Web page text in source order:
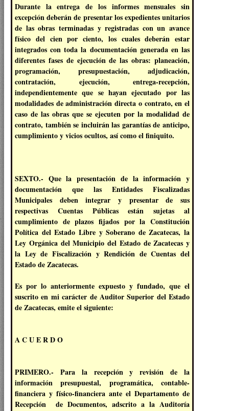
Durante la entrega de los informes mensuales sin
excepción deberán de presentar los expedientes unitarios
de las obras terminadas y registradas con un avance
físico del cien por ciento, los cuales deberán estar
integrados con toda la documentación generada en las
diferentes fases de ejecución de las obras: planeación,
programación, presupuestación, adjudicación,
contratación, ejecución, entrega-recepción,
independientemente que se hayan ejecutado por las
modalidades de administración directa o contrato, en el
caso de las obras que se ejecuten por la modalidad de
contrato, también se incluirán las garantías de anticipo,
cumplimiento y vicios ocultos, así como el finiquito.
SEXTO.- Que la presentación de la información y
documentación que las Entidades Fiscalizadas
Municipales deben integrar y presentar de sus
respectivas Cuentas Públicas están sujetas al
cumplimiento de plazos fijados por la Constitución
Política del Estado Libre y Soberano de Zacatecas, la
Ley Orgánica del Municipio del Estado de Zacatecas y
la Ley de Fiscalización y Rendición de Cuentas del
Estado de Zacatecas.
Es por lo anteriormente expuesto y fundado, que el
suscrito en mi carácter de Auditor Superior del Estado
de Zacatecas, emite el siguiente:
A C U E R D O
PRIMERO.- Para la recepción y revisión de la
información presupuestal, programática, contable-
financiera y físico-financiera ante el Departamento de
Recepción de Documentos, adscrito a la Auditoría